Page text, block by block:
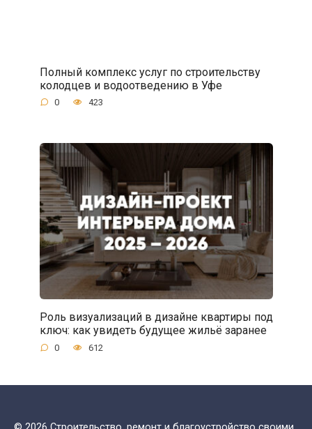
Полный комплекс услуг по строительству
колодцев и водоотведению в Уфе
0 423
Роль визуализаций в дизайне квартиры под
ключ: как увидеть будущее жильё заранее
0 612